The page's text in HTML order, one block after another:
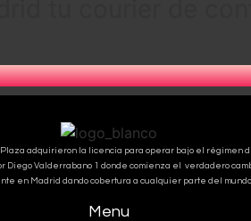
adquirieron la licencia para operar bajo el
Valderrabano 1 donde comienza el verdadero
en Madrid dando cobertura a cualquier parte del
Menu